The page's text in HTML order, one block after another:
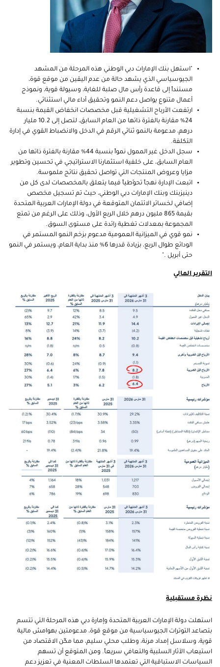
"استهل بنك الإمارات دبي الوطني هذه المرحلة من المشهد
الجيوسياسي الذي يشهد حالة من عدم اليقين من موقع قوة،
مستنداً إلى قاعدة رأس مال صلبة للغاية، وسيولة قوية، ونموذج
أعمال متنوع يواصل دعم النمو وتحقيق أداء مالي استثنائي.
ارتفعت الأرباح التشغيلية قبل مخصصات انخفاض القيمة بنسبة
24% مقارنة بالفترة ذاتها من العام السابق، لتصل إلى 10.2 مليار
درهم، مدعومة بالنمو ثنائي الرقم في الدخل والانضباط القوي في إدارة
التكلفة.
سجل الدخل غير الممول نمواً بنسبة 44% مقارنة بالفترة ذاتها من
العام السابق، على خلفية استثمارنا الاستراتيجي في تحسين وتطوير
مزايا وعروض المنتجات التي تواصل تحقيق نتائج ملموسة.
اتبعت الإدارة نهجاً تحوّطياً فيما يتعلق بالمخصصات لدى كل من
دينيزبنك وبنك الإمارات دبي الوطني، حيث تم تسجيل مخصص
إضافي لخسائر الائتمان المتوقعة في دولة الإمارات العربية المتحدة
بقيمة 865 مليون درهم خلال الربع الأول، وذلك على الرغم من تمتع
المجموعة بمعدلات تغطية رائدة على مستوى السوق.
نمو قوي في الميزانية العمومية مدعوم بزخم النمو المستمر في
الودائع طوال الربع، بزيادة قدرها 6% منذ بداية العام، ويستمر في النمو
حتى أبريل ."
التقرير المالي
نظرة مستقبلية
استهلت دولة الإمارات العربية المتحدة وإمارة دبي هذه المرحلة التي تتسم
بتصاعد التوترات الجيوسياسية من موقع قوة، مدعومتين بهوامش مالية
قوية، وسلاسل إمداد مرنة، وطلب محلي سليم، مما مكّن الاقتصاد من
استيعاب الآثار السلبية والتعافي سريعاً. ومن المتوقع أن تسهم
السياسات الاستباقية التي تعتمدها السلطات المعنية في تعزيز دعم